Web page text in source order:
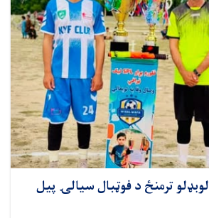
خوست کې د ١٢ لوبډلو ترمنځ د فوټبال سیالۍ پیل